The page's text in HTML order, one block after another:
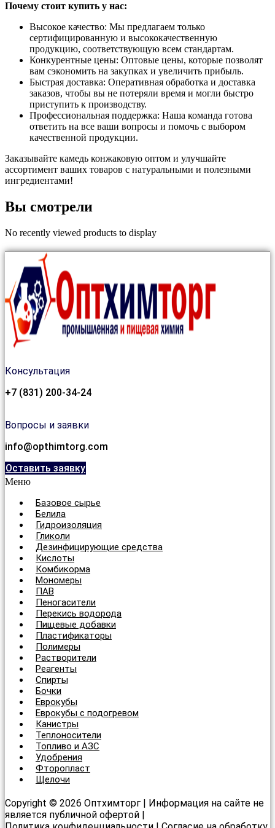
Почему стоит купить у нас:
Высокое качество: Мы предлагаем только
сертифицированную и высококачественную
продукцию, соответствующую всем стандартам.
Конкурентные цены: Оптовые цены, которые позволят
вам сэкономить на закупках и увеличить прибыль.
Быстрая доставка: Оперативная обработка и доставка
заказов, чтобы вы не потеряли время и могли быстро
приступить к производству.
Профессиональная поддержка: Наша команда готова
ответить на все ваши вопросы и помочь с выбором
качественной продукции.
Заказывайте камедь конжаковую оптом и улучшайте
ассортимент ваших товаров с натуральными и полезными
ингредиентами!
Вы смотрели
No recently viewed products to display
Консультация
+7 (831) 200-34-24
Вопросы и заявки
info@opthimtorg.com
Оставить заявку
Меню
Базовое сырье
Белила
Гидроизоляция
Гликоли
Дезинфицирующие средства
Кислоты
Комбикорма
Мономеры
ПАВ
Пеногасители
Перекись водорода
Пищевые добавки
Пластификаторы
Полимеры
Растворители
Реагенты
Спирты
Бочки
Еврокубы
Еврокубы с подогревом
Канистры
Теплоносители
Топливо и АЗС
Удобрения
Фторопласт
Щелочи
Copyright © 2026 Оптхимторг | Информация на сайте не
является публичной офертой |